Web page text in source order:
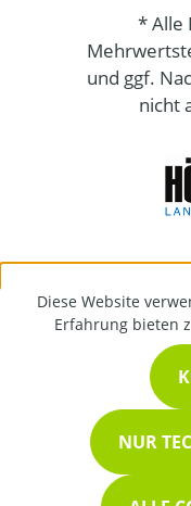
* Alle
und ggf.
nicht
Diese Website
Erfahrung bieten
NUR